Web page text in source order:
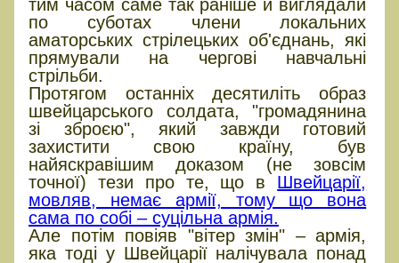
тим часом саме так раніше й виглядали
по суботах члени локальних
аматорських стрілецьких об'єднань, які
прямували на чергові навчальні
стрільби.
Протягом останніх десятиліть образ
швейцарського солдата, "громадянина
зі зброєю", який завжди готовий
захистити свою країну, був
найяскравішим доказом (не зовсім
точної) тези про те, що в Швейцарії,
мовляв, немає армії, тому що вона
сама по собі – суцільна армія.
Але потім повіяв "вітер змін" – армія,
яка тоді у Швейцарії налічувала понад